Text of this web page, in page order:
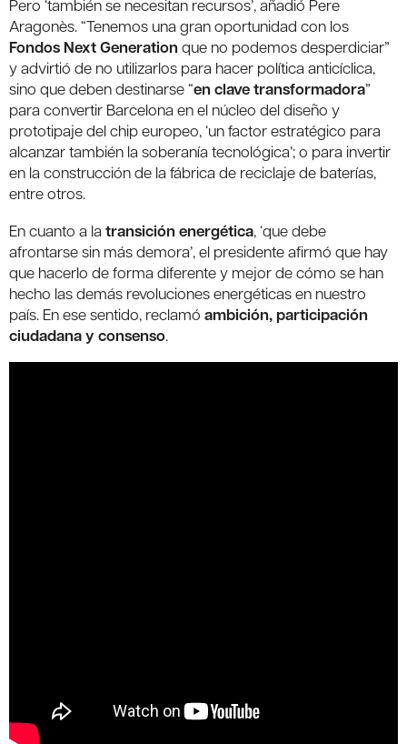
Pero ‘también se necesitan recursos’, añadió Pere
Aragonès. “Tenemos una gran oportunidad con los
Fondos Next Generationque no podemos desperdiciar”
y advirtió de no utilizarlos para hacer política anticíclica,
sino que deben destinarse “en clave transformadora”
para convertir Barcelona en el núcleo del diseño y
prototipaje del chip europeo, ‘un factor estratégico para
alcanzar también la soberanía tecnológica’; o para invertir
en la construcción de la fábrica de reciclaje de baterías,
entre otros.
En cuanto a la transición energética, ‘que debe
afrontarse sin más demora’, el presidente afirmó que hay
que hacerlo de forma diferente y mejor de cómo se han
hecho las demás revoluciones energéticas en nuestro
país. En ese sentido, reclamó ambición, participación
ciudadana y consenso.